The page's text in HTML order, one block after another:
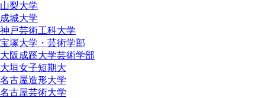
山梨大学
成城大学
神戸芸術工科大学
宝塚大学・芸術学部
大阪成蹊大学芸術学部
大垣女子短期大
名古屋造形大学
名古屋芸術大学